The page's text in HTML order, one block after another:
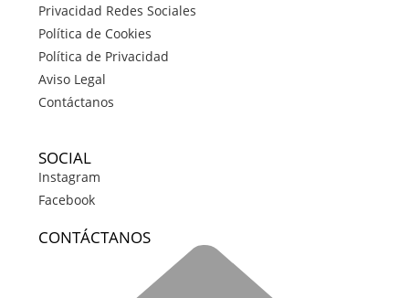
Privacidad Redes Sociales
Política de Cookies
Política de Privacidad
Aviso Legal
Contáctanos
SOCIAL
Instagram
Facebook
CONTÁCTANOS